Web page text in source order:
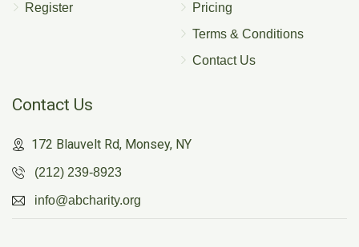
Register
Pricing
Terms & Conditions
Contact Us
Contact Us
172 Blauvelt Rd, Monsey, NY
(212) 239-8923
info@abcharity.org